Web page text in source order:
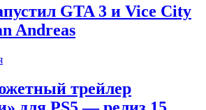
GTA 3 и Vice City
Andreas
трейлер